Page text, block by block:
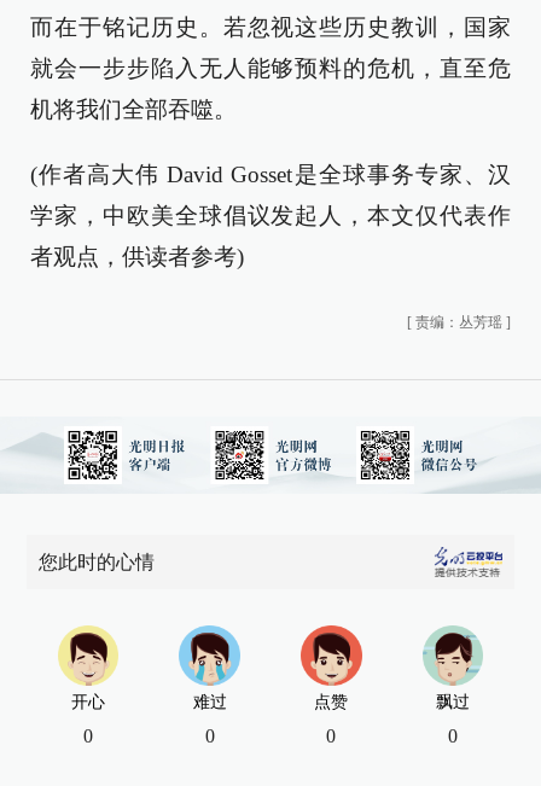
而在于铭记历史。若忽视这些历史教训，国家
就会一步步陷入无人能够预料的危机，直至危
机将我们全部吞噬。
(作者高大伟 David Gosset是全球事务专家、汉
学家，中欧美全球倡议发起人，本文仅代表作
者观点，供读者参考)
[ 责编：丛芳瑶 ]
您此时的心情
开心
0
难过
0
点赞
0
飘过
0